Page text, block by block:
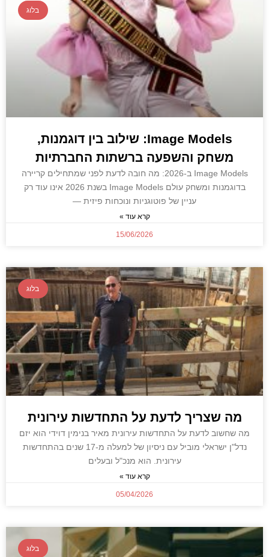
בלוג
Image Models: שילוב בין דוגמנות,
משחק והשפעה ברשתות החברתיות
Image Models ב-2026: מה חובה לדעת לפני שמתחילים קריירה
בדוגמנות ומשחק עולם Image Models בשנת 2026 אינו עוד רק
עניין של פוטוגניות ונוכחות פיזית —
קרא עוד »
15/06/2026
בלוג
מה שצריך לדעת על התחדשות עירונית
מה שחשוב לדעת על התחדשות עירונית מאיר בנימין דוידי הוא יזם
נדל"ן ישראלי מוביל עם ניסיון של למעלה מ-17 שנים בהתחדשות
עירונית. הוא מנכ"ל ובעלים
קרא עוד »
05/04/2026
בלוג